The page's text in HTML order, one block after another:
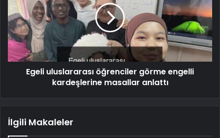
Egeli uluslararası öğrenciler görme engelli
kardeşlerine masallar anlattı
İlgili Makaleler